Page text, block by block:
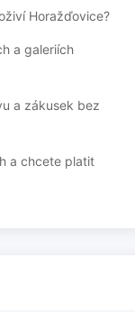
Horažďovice?
a galeriích
a zákusek bez
a chcete platit